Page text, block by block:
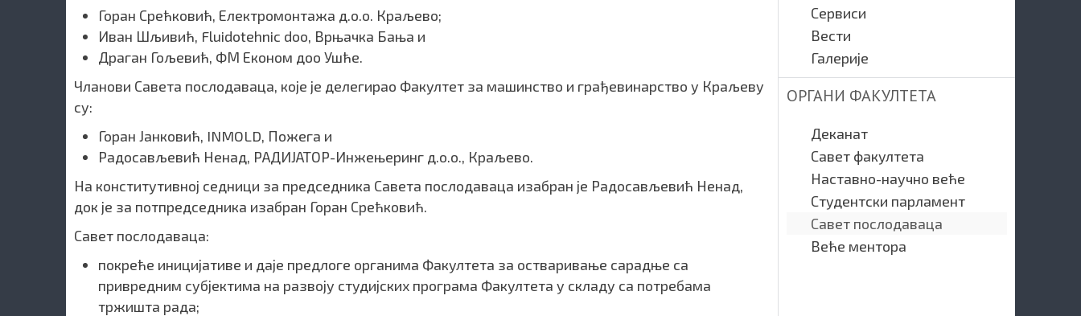
Горан Срећковић, Електромонтажа д.о.о. Краљево;
Иван Шљивић, Fluidotehnic doo, Врњачка Бања и
Драган Гољевић, ФМ Економ доо Ушће.
Чланови Савета послодаваца, које је делегирао Факултет за машинство и грађевинарство у Краљеву
су:
Горан Јанковић, INMOLD, Пожега и
Радосављевић Ненад, РАДИЈАТОР-Инжењеринг д.о.о., Краљево.
На конститутивној седници за председника Савета послодаваца изабран је Радосављевић Ненад,
док је за потпредседника изабран Горан Срећковић.
Савет послодаваца:
покреће иницијативе и даје предлоге органима Факултета за остваривање сарадње са
привредним субјектима на развоју студијских програма Факултета у складу са потребама
тржишта рада;
Сервиси
Вести
Галерије
ОРГАНИ ФАКУЛТЕТА
Деканат
Савет факултета
Наставно-научно веће
Студентски парламент
Савет послодаваца
Веће ментора